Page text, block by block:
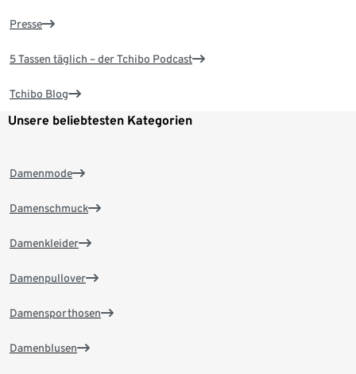
Presse
5 Tassen täglich – der Tchibo Podcast
Tchibo Blog
Unsere beliebtesten Kategorien
Damenmode
Damenschmuck
Damenkleider
Damenpullover
Damensporthosen
Damenblusen